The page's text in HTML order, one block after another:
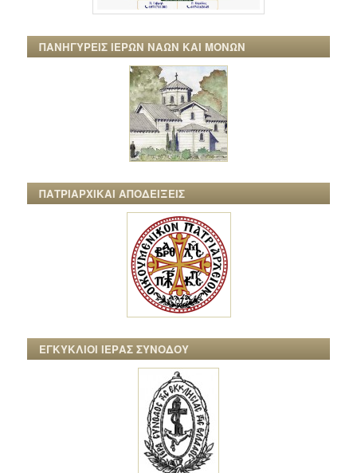
ΠΑΝΗΓΥΡΕΙΣ ΙΕΡΩΝ ΝΑΩΝ ΚΑΙ ΜΟΝΩΝ
ΠΑΤΡΙΑΡΧΙΚΑΙ ΑΠΟΔΕΙΞΕΙΣ
ΕΓΚΥΚΛΙΟΙ ΙΕΡΑΣ ΣΥΝΟΔΟΥ